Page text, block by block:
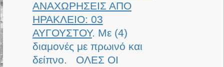
ΑΝΑΧΩΡΗΣΕΙΣ ΑΠΟ
ΗΡΑΚΛΕΙΟ: 03
ΑΥΓΟΥΣΤΟΥ. Με (4)
διαμονές με πρωινό και
δείπνο. ΟΛΕΣ ΟΙ